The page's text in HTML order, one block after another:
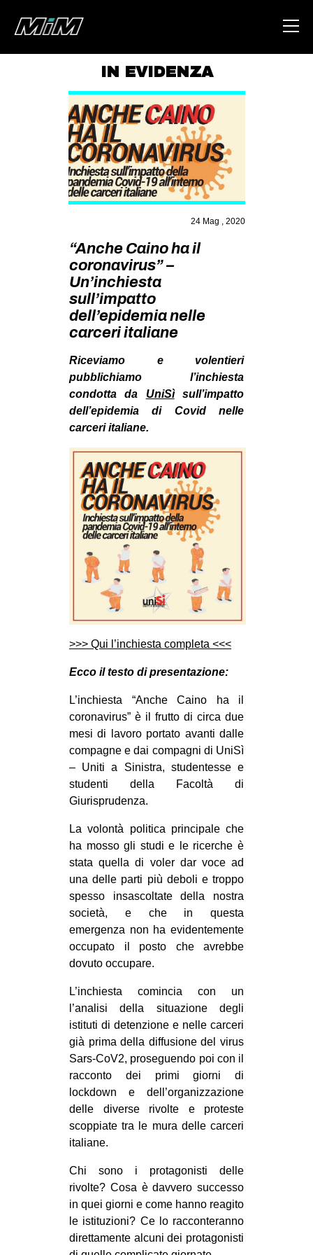
ABOUT
AREA
DEGENERAZIONE
GAZA FREESTYLE
CSOA LAMBRETTA
MSM
STUDENTI TSUNAMI
ZAM
MILANO
SPORT POPOLARE
MOVIMENTI
AMBIENTE
ANTIFASCISMO
DIRITTO ALL’ABITARE
GENERI
MIGRAZIONI
PRECARIATO
REPRESSIONE
STUDENTI
CULTURE
ARTE
MANIFESTI
MUSICA
RECENSIONI
INTERNAZIONALE
AMERICHE
ESTREMO ORIENTE
EUROPA
MEDIO ORIENTE
MONDO
EVENTI
in
Fb
tw
bsky
IN EVIDENZA
24 Mag , 2020
“Anche Caino ha il
coronavirus” –
Un’inchiesta
sull’impatto
dell’epidemia nelle
carceri italiane
Riceviamo e volentieri
pubblichiamo l’inchiesta
condotta da UniSìsull’impatto
dell’epidemia di Covid nelle
carceri italiane.
>>> Qui l’inchiesta completa <<<
Ecco il testo di presentazione:
L’inchiesta “Anche Caino ha il
coronavirus” è il frutto di circa due
mesi di lavoro portato avanti dalle
compagne e dai compagni di UniSì
– Uniti a Sinistra, studentesse e
studenti della Facoltà di
Giurisprudenza.
La volontà politica principale che
ha mosso gli studi e le ricerche è
stata quella di voler dar voce ad
una delle parti più deboli e troppo
spesso insascoltate della nostra
società, e che in questa
emergenza non ha evidentemente
occupato il posto che avrebbe
dovuto occupare.
L’inchiesta comincia con un
l’analisi della situazione degli
istituti di detenzione e nelle carceri
già prima della diffusione del virus
Sars-CoV2, proseguendo poi con il
racconto dei primi giorni di
lockdown e dell’organizzazione
delle diverse rivolte e proteste
scoppiate tra le mura delle carceri
italiane.
Chi sono i protagonisti delle
rivolte? Cosa è davvero successo
in quei giorni e come hanno reagito
le istituzioni? Ce lo racconteranno
direttamente alcuni dei protagonisti